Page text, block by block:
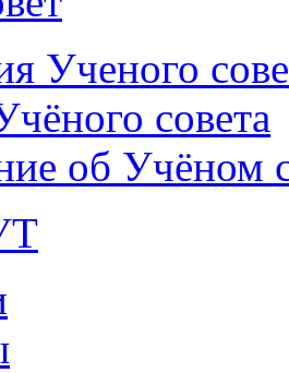
Ученого
совета
об Учёном